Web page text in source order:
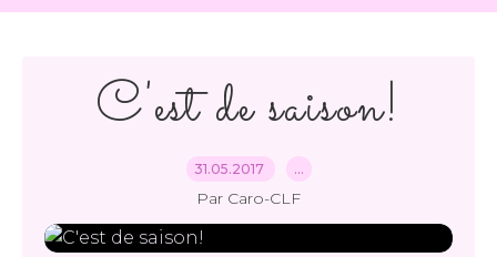
C'est de saison!
31.05.2017 …
Par Caro-CLF